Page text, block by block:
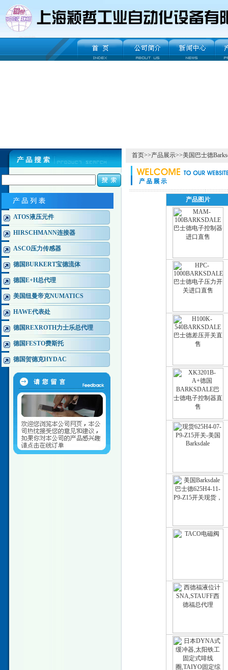
ATOS液压元件
HIRSCHMANN连接器
ASCO压力传感器
德国BURKERT宝德流体
德国E+H总代理
美国纽曼帝克NUMATICS
HAWE代表处
德国REXROTH力士乐总代理
德国FESTO费斯托
德国贺德克HYDAC
首页>>产品展示>>美国巴士德
产品图片